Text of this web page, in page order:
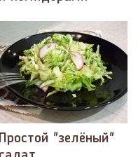
Простой "зелёный"